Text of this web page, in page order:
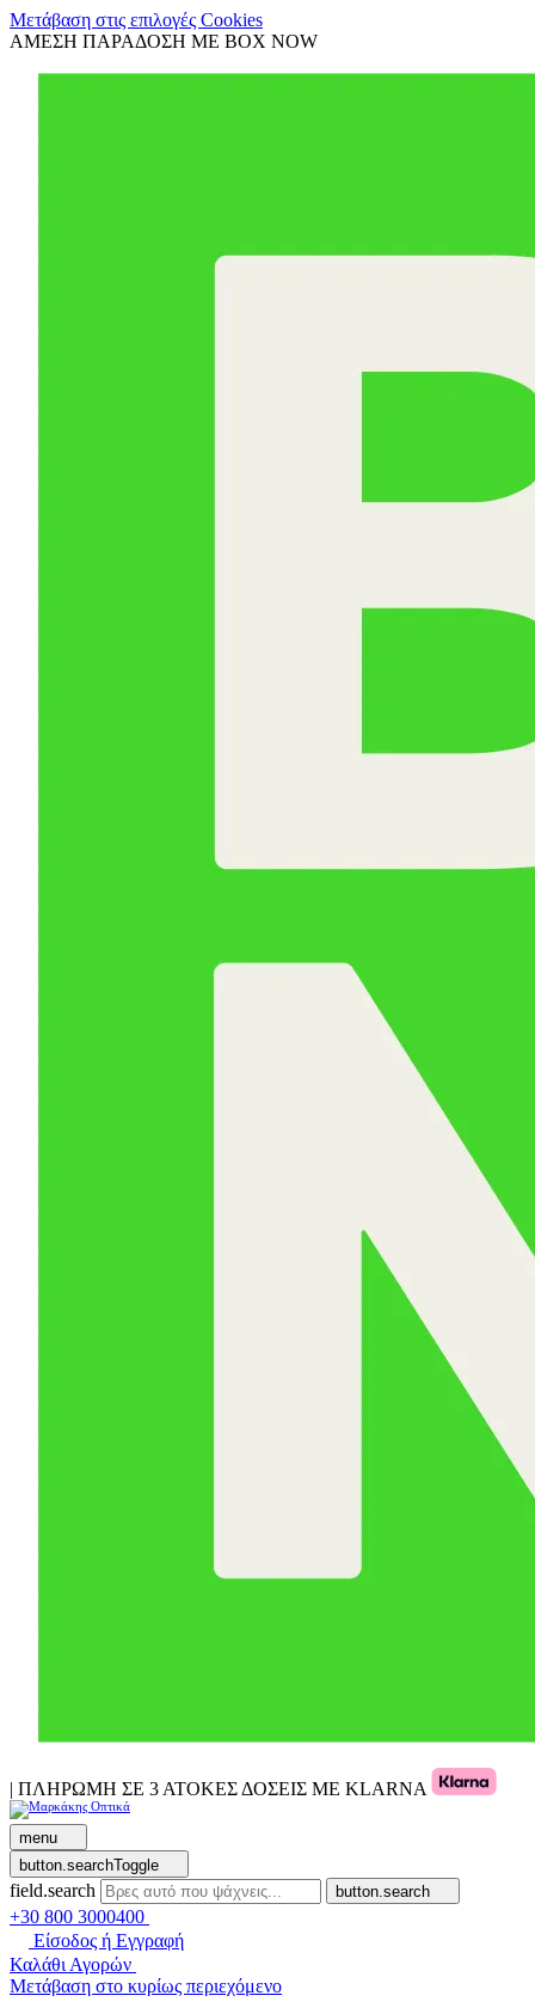
Μετάβαση στις επιλογές Cookies
ΑΜΕΣΗ ΠΑΡΑΔΟΣΗ ΜΕ BOX NOW
| ΠΛΗΡΩΜΗ ΣΕ 3 ΑΤΟΚΕΣ ΔΟΣΕΙΣ ΜΕ KLARNA
menu
button.searchToggle
field.search button.search
+30 800 3000400
Είσοδος ή Εγγραφή
Καλάθι Αγορών
Μετάβαση στο κυρίως περιεχόμενο